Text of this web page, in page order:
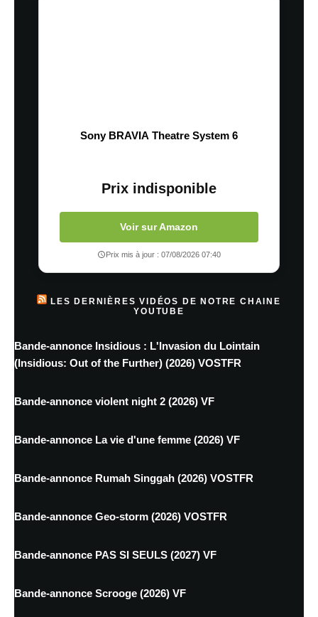
Sony BRAVIA Theatre System 6
Prix indisponible
Voir sur Amazon
Prix mis à jour : 07/08/2026 07:40
LES DERNIÈRES VIDÉOS DE NOTRE CHAINE
YOUTUBE
Bande-annonce Insidious : L'Invasion du Lointain
(Insidious: Out of the Further) (2026) VOSTFR
Bande-annonce violent night 2 (2026) VF
Bande-annonce La vie d'une femme (2026) VF
Bande-annonce Rumah Singgah (2026) VOSTFR
Bande-annonce Geo-storm (2026) VOSTFR
Bande-annonce PAS SI SEULS (2027) VF
Bande-annonce Scrooge (2026) VF